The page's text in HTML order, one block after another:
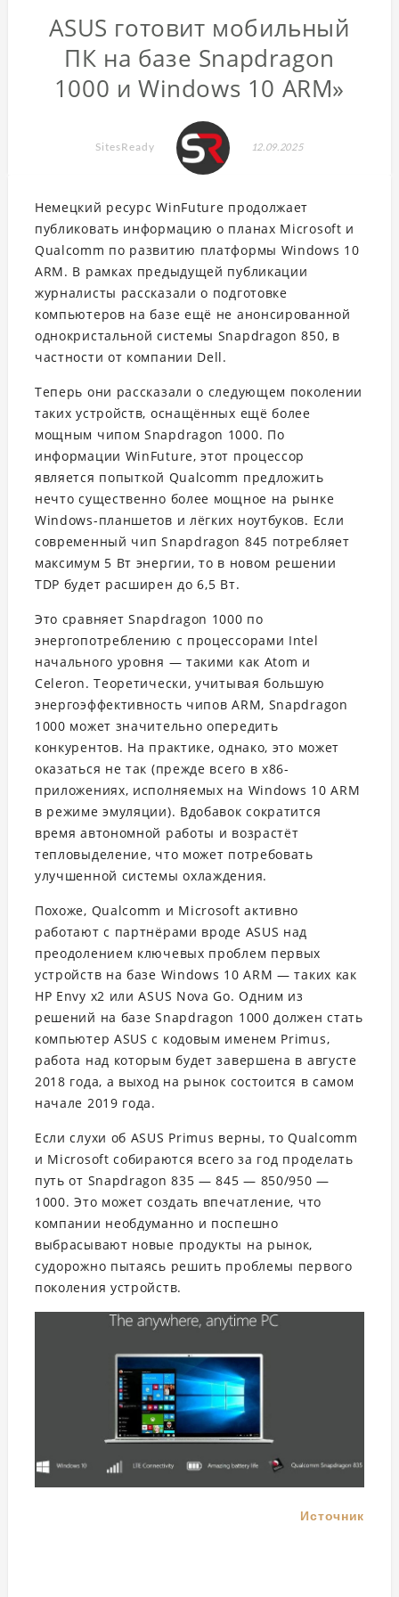
ASUS готовит мобильный
ПК на базе Snapdragon
1000 и Windows 10 ARM»
SitesReady 12.09.2025
Немецкий ресурс WinFuture продолжает
публиковать информацию о планах Microsoft и
Qualcomm по развитию платформы Windows 10
ARM. В рамках предыдущей публикации
журналисты рассказали о подготовке
компьютеров на базе ещё не анонсированной
однокристальной системы Snapdragon 850, в
частности от компании Dell.
Теперь они рассказали о следующем поколении
таких устройств, оснащённых ещё более
мощным чипом Snapdragon 1000. По
информации WinFuture, этот процессор
является попыткой Qualcomm предложить
нечто существенно более мощное на рынке
Windows-планшетов и лёгких ноутбуков. Если
современный чип Snapdragon 845 потребляет
максимум 5 Вт энергии, то в новом решении
TDP будет расширен до 6,5 Вт.
Это сравняет Snapdragon 1000 по
энергопотреблению с процессорами Intel
начального уровня — такими как Atom и
Celeron. Теоретически, учитывая большую
энергоэффективность чипов ARM, Snapdragon
1000 может значительно опередить
конкурентов. На практике, однако, это может
оказаться не так (прежде всего в x86-
приложениях, исполняемых на Windows 10 ARM
в режиме эмуляции). Вдобавок сократится
время автономной работы и возрастёт
тепловыделение, что может потребовать
улучшенной системы охлаждения.
Похоже, Qualcomm и Microsoft активно
работают с партнёрами вроде ASUS над
преодолением ключевых проблем первых
устройств на базе Windows 10 ARM — таких как
HP Envy x2 или ASUS Nova Go. Одним из
решений на базе Snapdragon 1000 должен стать
компьютер ASUS с кодовым именем Primus,
работа над которым будет завершена в августе
2018 года, а выход на рынок состоится в самом
начале 2019 года.
Если слухи об ASUS Primus верны, то Qualcomm
и Microsoft собираются всего за год проделать
путь от Snapdragon 835 — 845 — 850/950 —
1000. Это может создать впечатление, что
компании необдуманно и поспешно
выбрасывают новые продукты на рынок,
судорожно пытаясь решить проблемы первого
поколения устройств.
Источник